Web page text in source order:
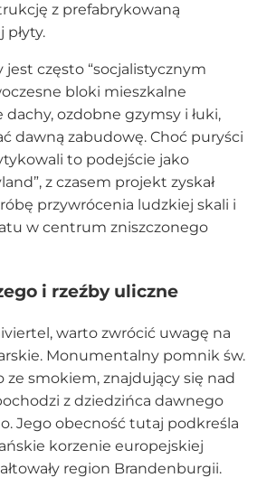
z prefabrykowaną
często “socjalistycznym
bloki mieszkalne
dachy, ozdobne gzymsy i łuki,
dawną zabudowę. Choć puryści
to podejście jako
z czasem projekt zyskał
przywrócenia ludzkiej skali i
w centrum zniszczonego
i rzeźby uliczne
warto zwrócić uwagę na
Monumentalny pomnik św.
ze smokiem, znajdujący się nad
z dziedzińca dawnego
Jego obecność tutaj podkreśla
korzenie europejskiej
region Brandenburgii.